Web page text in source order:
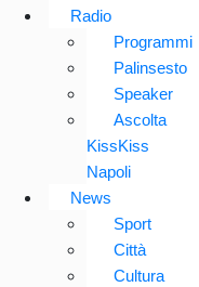
Radio
Programmi
Palinsesto
Speaker
Ascolta
KissKiss
Napoli
News
Sport
Città
Cultura